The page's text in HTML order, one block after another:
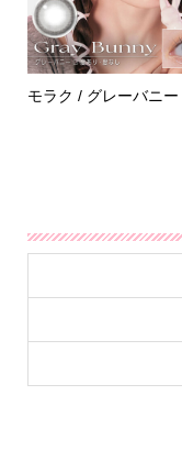
モラク / グレーバニー